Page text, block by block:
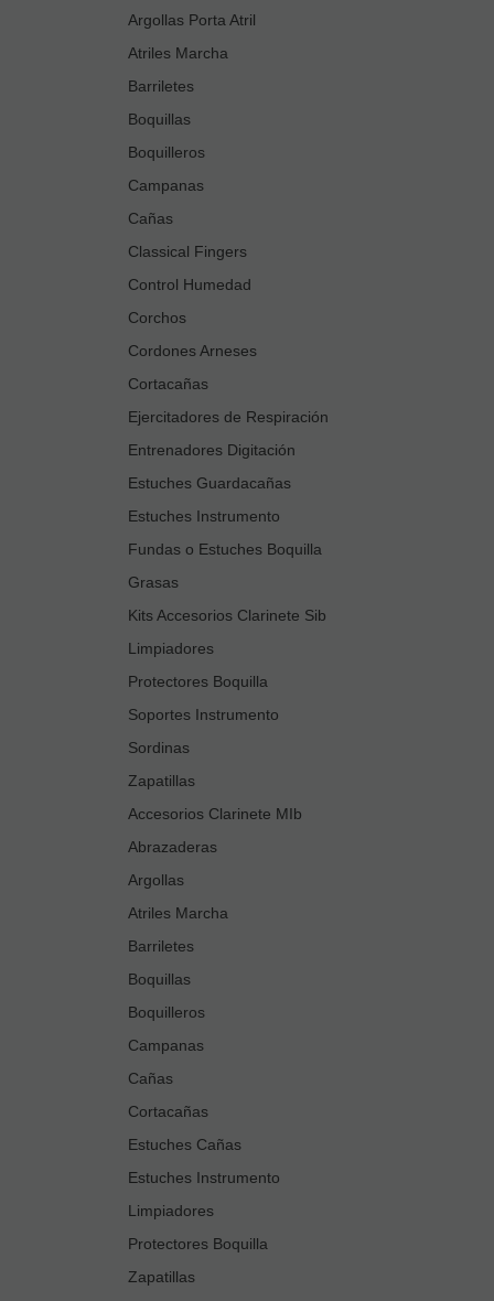
Argollas Porta Atril
Atriles Marcha
Barriletes
Boquillas
Boquilleros
Campanas
Cañas
Classical Fingers
Control Humedad
Corchos
Cordones Arneses
Cortacañas
Ejercitadores de Respiración
Entrenadores Digitación
Estuches Guardacañas
Estuches Instrumento
Fundas o Estuches Boquilla
Grasas
Kits Accesorios Clarinete Sib
Limpiadores
Protectores Boquilla
Soportes Instrumento
Sordinas
Zapatillas
Accesorios Clarinete MIb
Abrazaderas
Argollas
Atriles Marcha
Barriletes
Boquillas
Boquilleros
Campanas
Cañas
Cortacañas
Estuches Cañas
Estuches Instrumento
Limpiadores
Protectores Boquilla
Zapatillas